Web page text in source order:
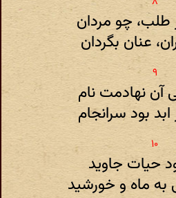
طلب، چو مردان
عنان بگردان
آن نهادمت نام
بود سرانجام
حیات جاوید
ماه و خورشید